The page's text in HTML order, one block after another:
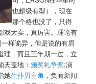
也超级有型），现在
那个格也没了，只得
戏大卖，真厉害。理论有
样诡异，但是说的有眉
理，而且三年期一过，立
天盖地：颁奖礼争奖;演
她生扑男主角 ，负面新闻